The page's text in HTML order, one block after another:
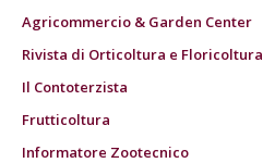
Agricommercio & Garden Center
Rivista di Orticoltura e Floricoltura
Il Contoterzista
Frutticoltura
Informatore Zootecnico